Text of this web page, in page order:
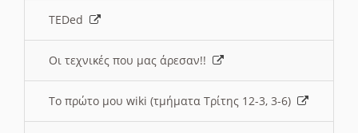
TEDed
Οι τεχνικές που μας άρεσαν!!
Το πρώτο μου wiki (τμήματα Τρίτης 12-3, 3-6)